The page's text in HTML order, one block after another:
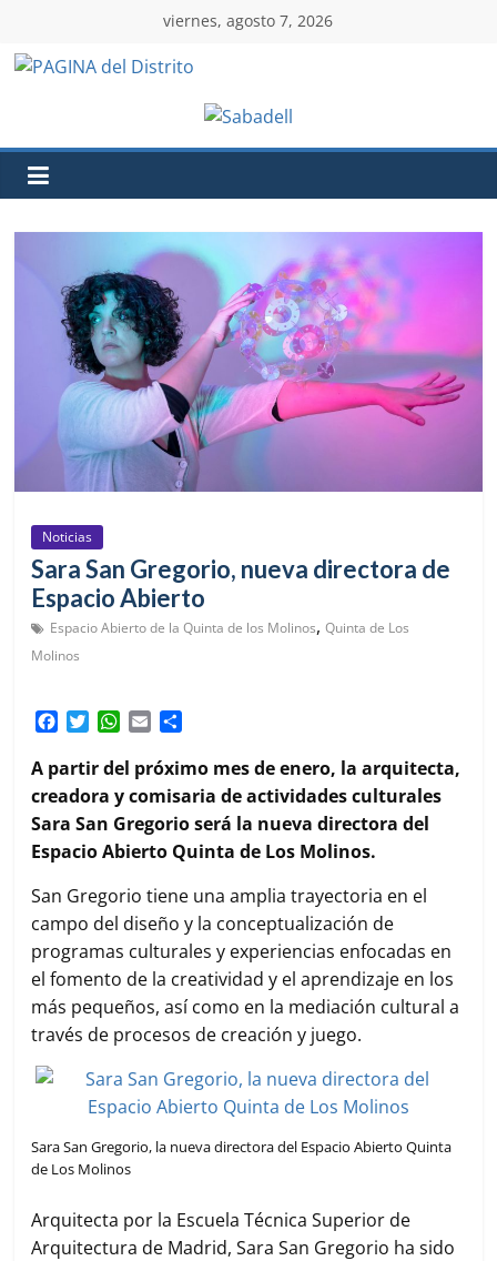
viernes, agosto 7, 2026
Noticias
Sara San Gregorio, nueva directora de
Espacio Abierto
Espacio Abierto de la Quinta de los Molinos,Quinta de Los
Molinos
c
e
b
o
o
i
t
t
e
r
W
a
t
s
A
p
a
i
l
m
p
a
r
t
r
A partir del próximo mes de enero, la arquitecta,
creadora y comisaria de actividades culturales
Sara San Gregorio será la nueva directora del
Espacio Abierto Quinta de Los Molinos.
San Gregorio tiene una amplia trayectoria en el
campo del diseño y la conceptualización de
programas culturales y experiencias enfocadas en
el fomento de la creatividad y el aprendizaje en los
más pequeños, así como en la mediación cultural a
través de procesos de creación y juego.
Sara San Gregorio, la nueva directora del Espacio Abierto Quinta
de Los Molinos
Arquitecta por la Escuela Técnica Superior de
Arquitectura de Madrid, Sara San Gregorio ha sido